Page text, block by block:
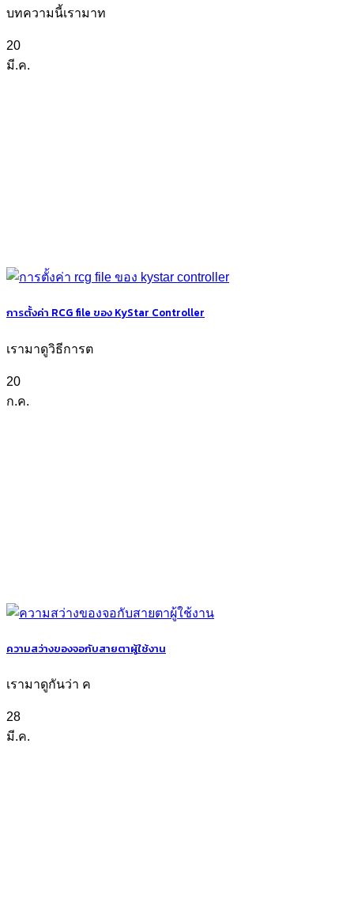
บทความนี้เรามาท
20
มี.ค.
การตั้งค่า RCG file ของ KyStar Controller
เรามาดูวิธีการต
20
ก.ค.
ความสว่างของจอกับสายตาผู้ใช้งาน
เรามาดูกันว่า ค
28
มี.ค.